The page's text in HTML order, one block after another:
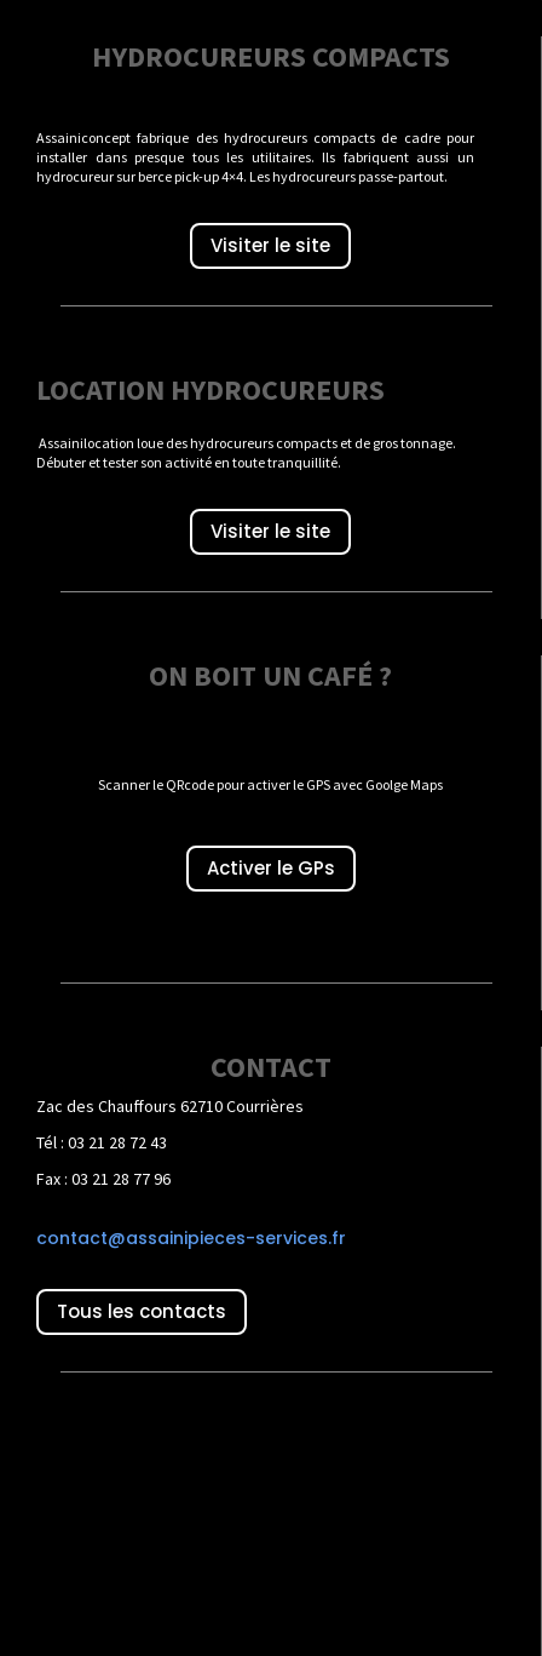
HYDROCUREURS COMPACTS
Assainiconcept fabrique des hydrocureurs compacts de cadre pour
installer dans presque tous les utilitaires. Ils fabriquent aussi un
hydrocureur sur berce pick-up 4×4. Les hydrocureurs passe-partout.
Visiter le site
LOCATION HYDROCUREURS
Assainilocation loue des hydrocureurs compacts et de gros tonnage.
Débuter et tester son activité en toute tranquillité.
Visiter le site
ON BOIT UN CAFÉ ?
Scanner le QRcode pour activer le GPS avec Goolge Maps
Activer le GPs
CONTACT
Zac des Chauffours 62710 Courrières
Tél : 03 21 28 72 43
Fax : 03 21 28 77 96
contact@assainipieces-services.fr
Tous les contacts